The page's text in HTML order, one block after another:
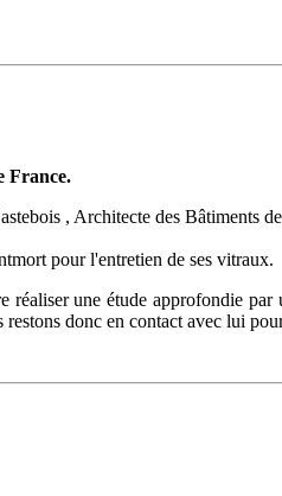
France.
, Architecte des Bâtiments
pour l'entretien de ses vitraux.
une étude approfondie
donc en contact avec lui